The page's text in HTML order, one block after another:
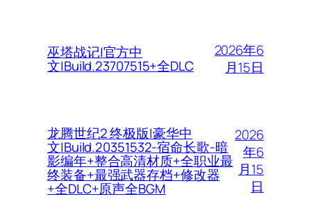
巫塔战记|官方中
文|Build.23707515+全DLC
2026年6
月15日
龙腾世纪2 终极版|豪华中
文|Build.20351532-宿命长歌-暗
影编年+整合高清材质+全职业最
终装备+最强武器存档+修改器
+全DLC+原声全BGM
2026
年6
月15
日